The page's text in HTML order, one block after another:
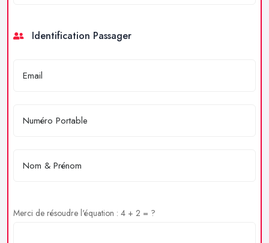
Identification Passager
Merci de résoudre l'équation : 4 + 2 = ?